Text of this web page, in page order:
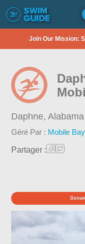
Join Our Mission:
Daphne,Alabama
Géré Par : Mobile
Partager :